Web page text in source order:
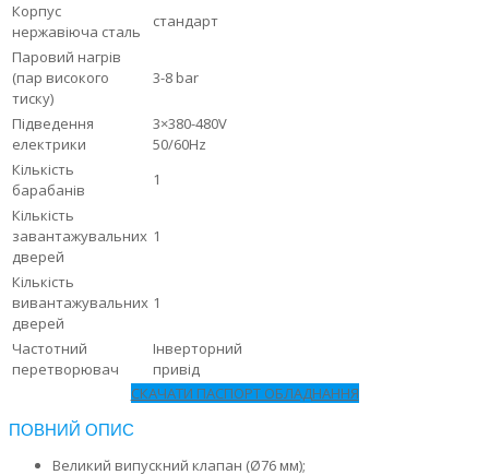
Корпус
нержавіюча сталь
стандарт
Паровий нагрів
(пар високого
тиску)
3-8 bar
Підведення
електрики
3×380-480V
50/60Hz
Кількість
барабанів
1
Кількість
завантажувальних
дверей
1
Кількість
вивантажувальних
дверей
1
Частотний
перетворювач
Інверторний
привід
СКАЧАТИ ПАСПОРТ ОБЛАДНАННЯ
ПОВНИЙ ОПИС
Великий випускний клапан (Ø76 мм);